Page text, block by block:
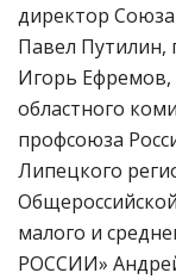
директор
Павел Путилин,
Игорь Ефремов,
областного
профсоюза
Липецкого
малого и
РОССИИ»